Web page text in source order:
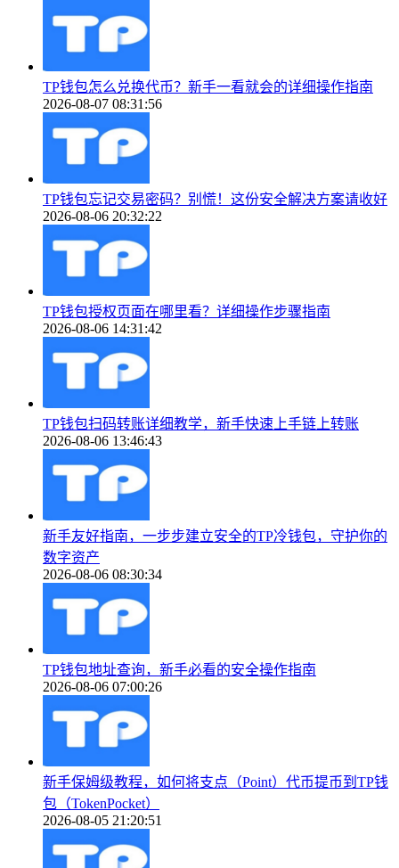
TP钱包怎么兑换代币？新手一看就会的详细操作指南
2026-08-07 08:31:56
TP钱包忘记交易密码？别慌！这份安全解决方案请收好
2026-08-06 20:32:22
TP钱包授权页面在哪里看？详细操作步骤指南
2026-08-06 14:31:42
TP钱包扫码转账详细教学，新手快速上手链上转账
2026-08-06 13:46:43
新手友好指南，一步步建立安全的TP冷钱包，守护你的
数字资产
2026-08-06 08:30:34
TP钱包地址查询，新手必看的安全操作指南
2026-08-06 07:00:26
新手保姆级教程，如何将支点（Point）代币提币到TP钱
包（TokenPocket）
2026-08-05 21:20:51